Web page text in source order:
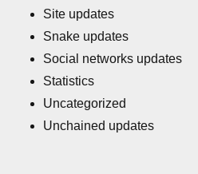
Site updates
Snake updates
Social networks updates
Statistics
Uncategorized
Unchained updates